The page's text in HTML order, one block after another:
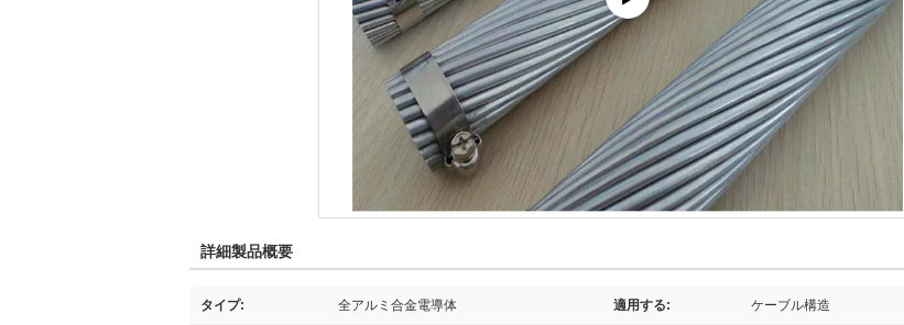
詳細製品概要
タイプ: 全アルミ合金電導体 適用する: ケーブル構造